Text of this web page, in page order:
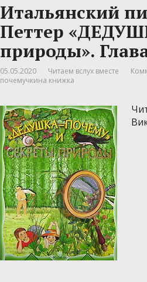
Итальянский
Петтер
природы».
05.05.2020 Читаем вслух вместе
почемучкина книжка